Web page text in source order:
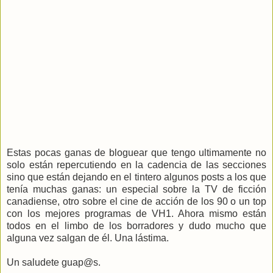
Estas pocas ganas de bloguear que tengo ultimamente no
solo están repercutiendo en la cadencia de las secciones
sino que están dejando en el tintero algunos posts a los que
tenía muchas ganas: un especial sobre la TV de ficción
canadiense, otro sobre el cine de acción de los 90 o un top
con los mejores programas de VH1. Ahora mismo están
todos en el limbo de los borradores y dudo mucho que
alguna vez salgan de él. Una lástima.
Un saludete guap@s.